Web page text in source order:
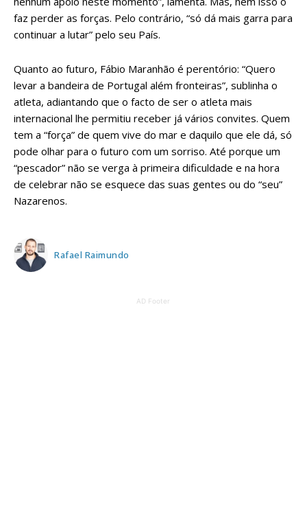
faz perder as forças. Pelo contrário, “só dá mais garra para
continuar a lutar” pelo seu País.
Quanto ao futuro, Fábio Maranhão é perentório: “Quero
levar a bandeira de Portugal além fronteiras”, sublinha o
atleta, adiantando que o facto de ser o atleta mais
internacional lhe permitiu receber já vários convites. Quem
tem a “força” de quem vive do mar e daquilo que ele dá, só
pode olhar para o futuro com um sorriso. Até porque um
“pescador” não se verga à primeira dificuldade e na hora
de celebrar não se esquece das suas gentes ou do “seu”
Nazarenos.
Rafael Raimundo
AD Footer